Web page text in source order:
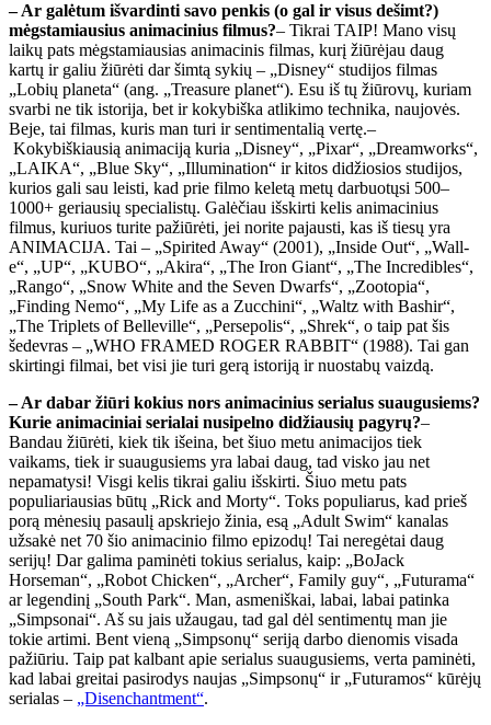
– Ar galėtum išvardinti savo penkis (o gal ir visus dešimt?)
mėgstamiausius animacinius filmus?– Tikrai TAIP! Mano visų
laikų pats mėgstamiausias animacinis filmas, kurį žiūrėjau daug
kartų ir galiu žiūrėti dar šimtą sykių – „Disney“ studijos filmas
„Lobių planeta“ (ang. „Treasure planet“). Esu iš tų žiūrovų, kuriam
svarbi ne tik istorija, bet ir kokybiška atlikimo technika, naujovės.
Beje, tai filmas, kuris man turi ir sentimentalią vertę.–
Kokybiškiausią animaciją kuria „Disney“, „Pixar“, „Dreamworks“,
„LAIKA“, „Blue Sky“, „Illumination“ ir kitos didžiosios studijos,
kurios gali sau leisti, kad prie filmo keletą metų darbuotųsi 500–
1000+ geriausių specialistų. Galėčiau išskirti kelis animacinius
filmus, kuriuos turite pažiūrėti, jei norite pajausti, kas iš tiesų yra
ANIMACIJA. Tai – „Spirited Away“ (2001), „Inside Out“, „Wall-
e“, „UP“, „KUBO“, „Akira“, „The Iron Giant“, „The Incredibles“,
„Rango“, „Snow White and the Seven Dwarfs“, „Zootopia“,
„Finding Nemo“, „My Life as a Zucchini“, „Waltz with Bashir“,
„The Triplets of Belleville“, „Persepolis“, „Shrek“, o taip pat šis
šedevras – „WHO FRAMED ROGER RABBIT“ (1988). Tai gan
skirtingi filmai, bet visi jie turi gerą istoriją ir nuostabų vaizdą.
– Ar dabar žiūri kokius nors animacinius serialus suaugusiems?
Kurie animaciniai serialai nusipelno didžiausių pagyrų?–
Bandau žiūrėti, kiek tik išeina, bet šiuo metu animacijos tiek
vaikams, tiek ir suaugusiems yra labai daug, tad visko jau net
nepamatysi! Visgi kelis tikrai galiu išskirti. Šiuo metu pats
populiariausias būtų „Rick and Morty“. Toks populiarus, kad prieš
porą mėnesių pasaulį apskriejo žinia, esą „Adult Swim“ kanalas
užsakė net 70 šio animacinio filmo epizodų! Tai neregėtai daug
serijų! Dar galima paminėti tokius serialus, kaip: „BoJack
Horseman“, „Robot Chicken“, „Archer“, Family guy“, „Futurama“
ar legendinį „South Park“. Man, asmeniškai, labai, labai patinka
„Simpsonai“. Aš su jais užaugau, tad gal dėl sentimentų man jie
tokie artimi. Bent vieną „Simpsonų“ seriją darbo dienomis visada
pažiūriu. Taip pat kalbant apie serialus suaugusiems, verta paminėti,
kad labai greitai pasirodys naujas „Simpsonų“ ir „Futuramos“ kūrėjų
serialas – „Disenchantment“.